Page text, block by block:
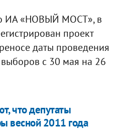
ИА «НОВЫЙ МОСТ», в
проект
даты проведения
с 30 мая на 26
что депутаты
весной 2011 года